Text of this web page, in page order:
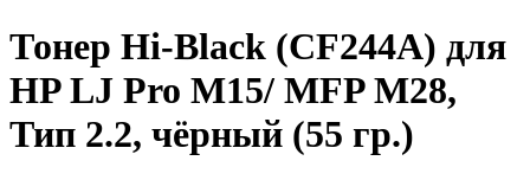
Тонер Hi-Black (CF244A) для
HP LJ Pro M15/ MFP M28,
Тип 2.2, чёрный (55 гр.)